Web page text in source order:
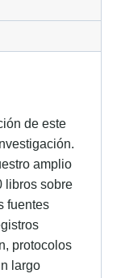
de este
amplio
libros sobre
fuentes
protocolos
largo